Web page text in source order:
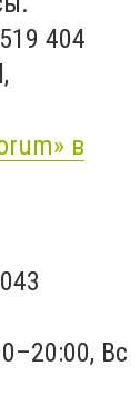
404
,
в
Вс